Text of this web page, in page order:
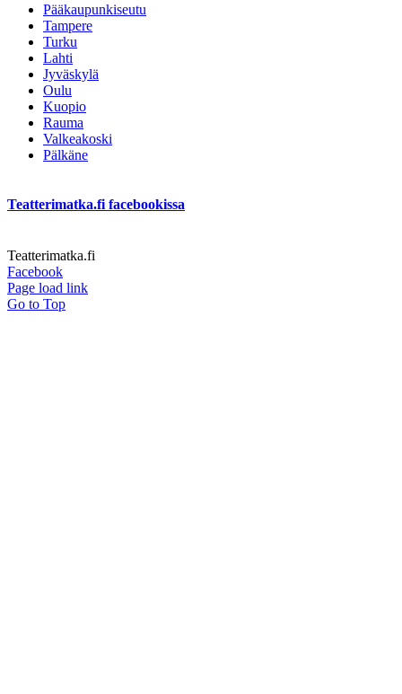
Pääkaupunkiseutu
Tampere
Turku
Lahti
Jyväskylä
Oulu
Kuopio
Rauma
Valkeakoski
Pälkäne
Teatterimatka.fi facebookissa
Teatterimatka.fi
Facebook
Page load link
Go to Top